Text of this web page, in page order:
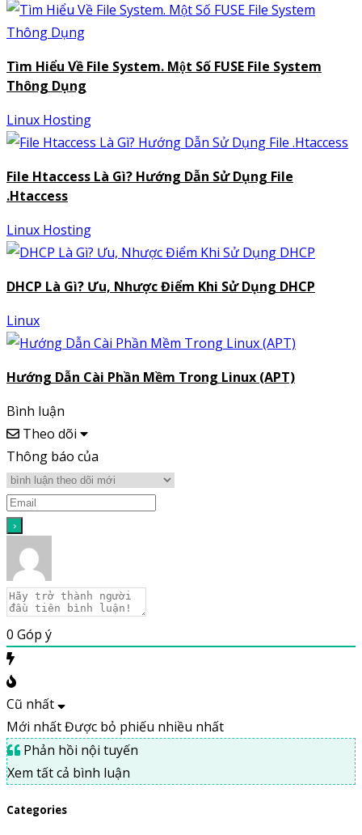
Tìm Hiểu Về File System. Một Số FUSE File System
Thông Dụng
Linux Hosting
File Htaccess Là Gì? Hướng Dẫn Sử Dụng File
.Htaccess
Linux Hosting
DHCP Là Gì? Ưu, Nhược Điểm Khi Sử Dụng DHCP
Linux
Hướng Dẫn Cài Phần Mềm Trong Linux (APT)
Bình luận
Theo dõi
Thông báo của
0 Góp ý
Cũ nhất
Mới nhấtĐược bỏ phiếu nhiều nhất
Phản hồi nội tuyến
Xem tất cả bình luận
Categories